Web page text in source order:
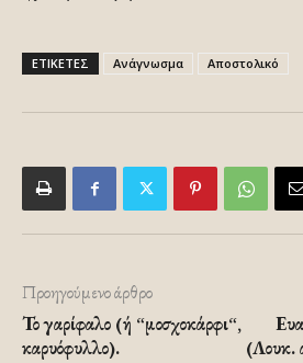
ΕΤΙΚΕΤΕΣ Ανάγνωσμα Αποστολικό
Προηγούμενο άρθρο
Το γαρίφαλο (ή “μοσχοκάρφι“,
καρυόφυλλο).
(Λουκ.